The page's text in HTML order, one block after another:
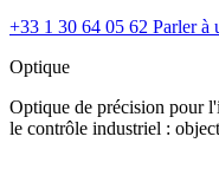
+33 1 30 64 05 62 Parler à
Optique
Optique de précision pour
le contrôle industriel :